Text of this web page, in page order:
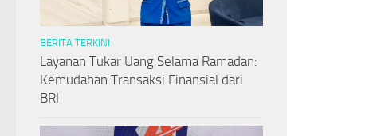
BERITA TERKINI
Layanan Tukar Uang Selama Ramadan:
Kemudahan Transaksi Finansial dari
BRI